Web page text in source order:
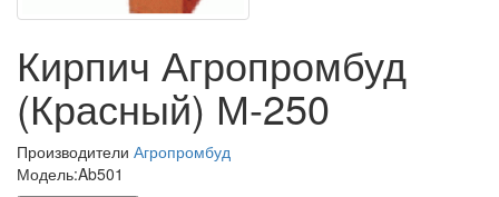
Кирпич Агропромбуд
(Красный) М-250
Производители Агропромбуд
Модель:Ab501